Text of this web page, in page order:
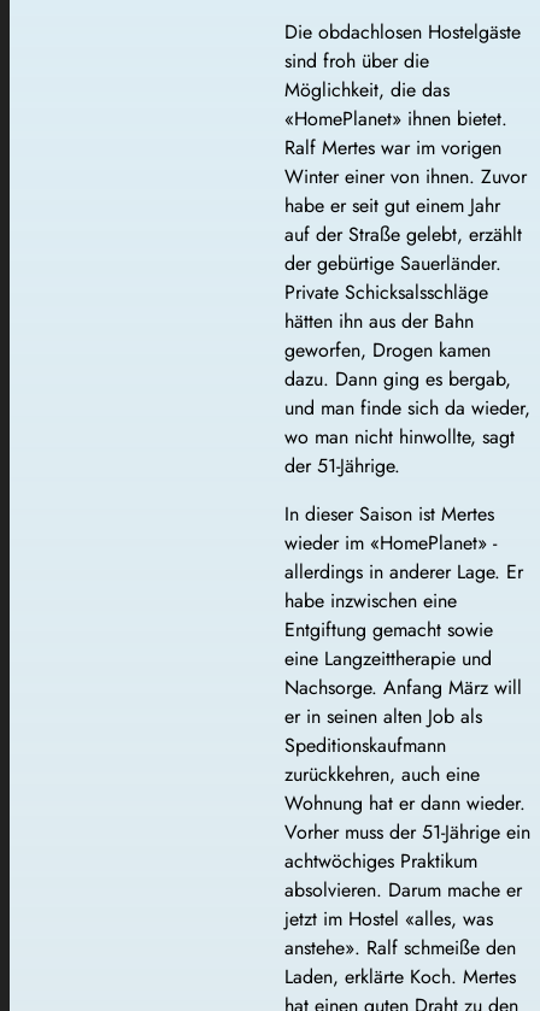
Die obdachlosen Hostelgäste
sind froh über die
Möglichkeit, die das
«HomePlanet» ihnen bietet.
Ralf Mertes war im vorigen
Winter einer von ihnen. Zuvor
habe er seit gut einem Jahr
auf der Straße gelebt, erzählt
der gebürtige Sauerländer.
Private Schicksalsschläge
hätten ihn aus der Bahn
geworfen, Drogen kamen
dazu. Dann ging es bergab,
und man finde sich da wieder,
wo man nicht hinwollte, sagt
der 51-Jährige.
In dieser Saison ist Mertes
wieder im «HomePlanet» -
allerdings in anderer Lage. Er
habe inzwischen eine
Entgiftung gemacht sowie
eine Langzeittherapie und
Nachsorge. Anfang März will
er in seinen alten Job als
Speditionskaufmann
zurückkehren, auch eine
Wohnung hat er dann wieder.
Vorher muss der 51-Jährige ein
achtwöchiges Praktikum
absolvieren. Darum mache er
jetzt im Hostel «alles, was
anstehe». Ralf schmeiße den
Laden, erklärte Koch. Mertes